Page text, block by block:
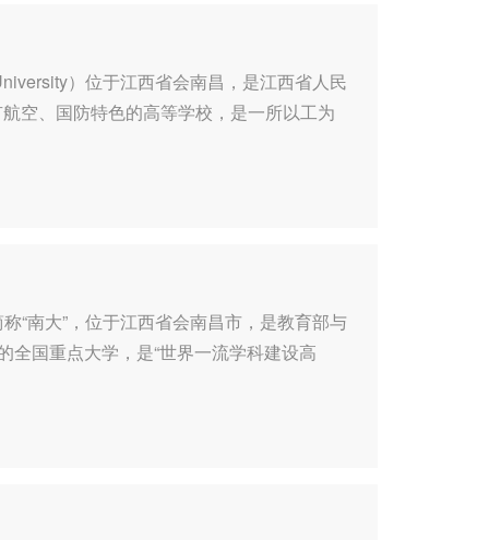
）位于江西省会南昌，是江西省人民
空、国防特色的高等学校，是一所以工为
“南大”，位于江西省会南昌市，是教育部与
全国重点大学，是“世界一流学科建设高